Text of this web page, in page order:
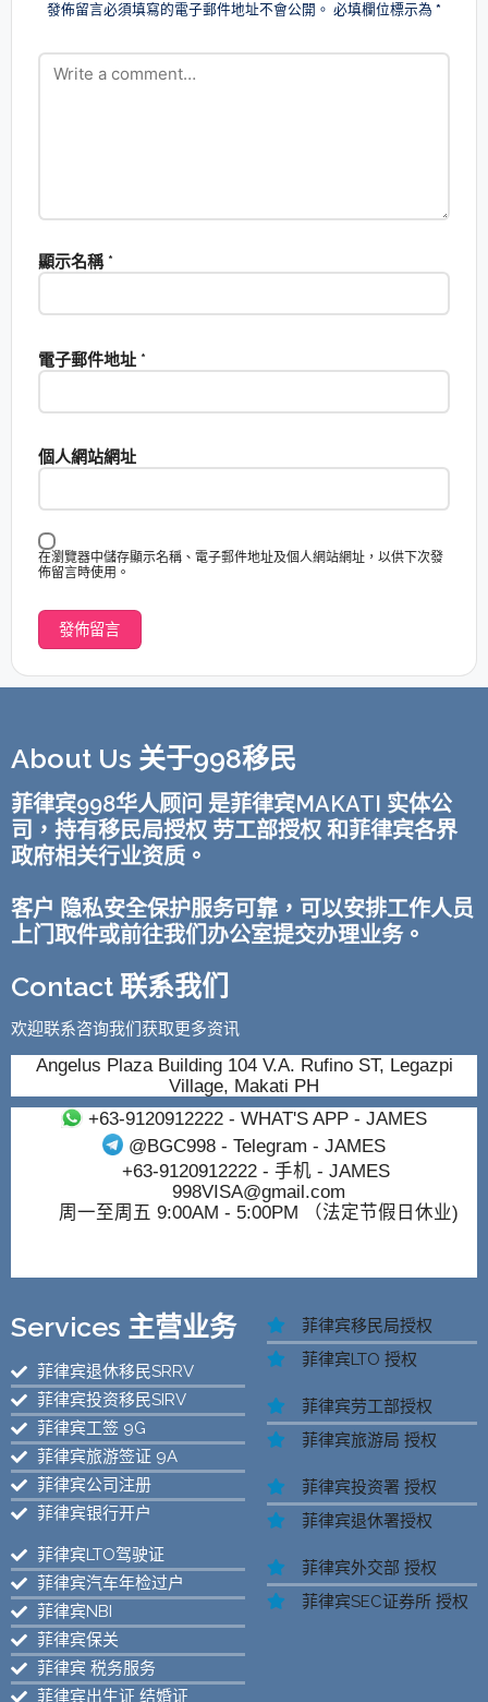
發佈留言必須填寫的電子郵件地址不會公開。 必填欄位標示為 *
顯示名稱 *
電子郵件地址 *
個人網站網址
在瀏覽器中儲存顯示名稱、電子郵件地址及個人網站網址，以供下次發
佈留言時使用。
About Us 关于998移民
菲律宾998华人顾问 是菲律宾MAKATI 实体公
司，持有移民局授权 劳工部授权 和菲律宾各界
政府相关行业资质。
客户 隐私安全保护服务可靠，可以安排工作人员
上门取件或前往我们办公室提交办理业务。
Contact 联系我们
欢迎联系咨询我们获取更多资讯
Angelus Plaza Building 104 V.A. Rufino ST, Legazpi
Village, Makati PH
+63-9120912222- WHAT'S APP - JAMES
@BGC998 - Telegram - JAMES
+63-9120912222- 手机 - JAMES
998VISA@gmail.com
周一至周五 9:00AM - 5:00PM （法定节假日休业)
Services 主营业务
菲律宾退休移民SRRV
菲律宾投资移民SIRV
菲律宾工签 9G
菲律宾旅游签证 9A
菲律宾公司注册
菲律宾银行开户
菲律宾LTO驾驶证
菲律宾汽车年检过户
菲律宾NBI
菲律宾保关
菲律宾 税务服务
菲律宾出生证 结婚证
菲律宾移民局授权
菲律宾LTO 授权
菲律宾劳工部授权
菲律宾旅游局 授权
菲律宾投资署 授权
菲律宾退休署授权
菲律宾外交部 授权
菲律宾SEC证券所 授权